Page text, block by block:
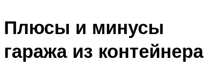
Плюсы и минусы
гаража из контейнера